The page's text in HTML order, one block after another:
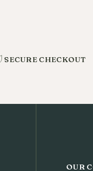
SECURE CHECKOUT
OUR